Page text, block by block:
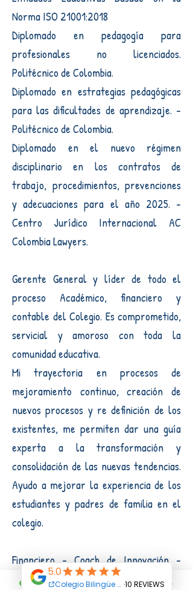
Norma ISO 21001:2018
Diplomado en pedagogía para
profesionales no licenciados.
Politécnico de Colombia.
Diplomado en estrategias pedagógicas
para las dificultades de aprendizaje. -
Politécnico de Colombia.
Diplomado en el nuevo régimen
disciplinario en los contratos de
trabajo, procedimientos, prevenciones
y adecuaciones para el año 2025. -
Centro Jurídico Internacional AC
Colombia Lawyers.
Gerente General y líder de todo el
proceso Académico, financiero y
contable del Colegio. Es comprometido,
servicial y amoroso con toda la
comunidad educativa.
Mi trayectoria en procesos de
mejoramiento continuo, creación de
nuevos procesos y re definición de los
existentes, me permiten dar una guía
experta a la transformación y
consolidación de las nuevas tendencias.
Ayudo a mejorar la experiencia de los
estudiantes y padres de familia en el
colegio.
Financiero - Coach de Innovación -
Coolhunter.